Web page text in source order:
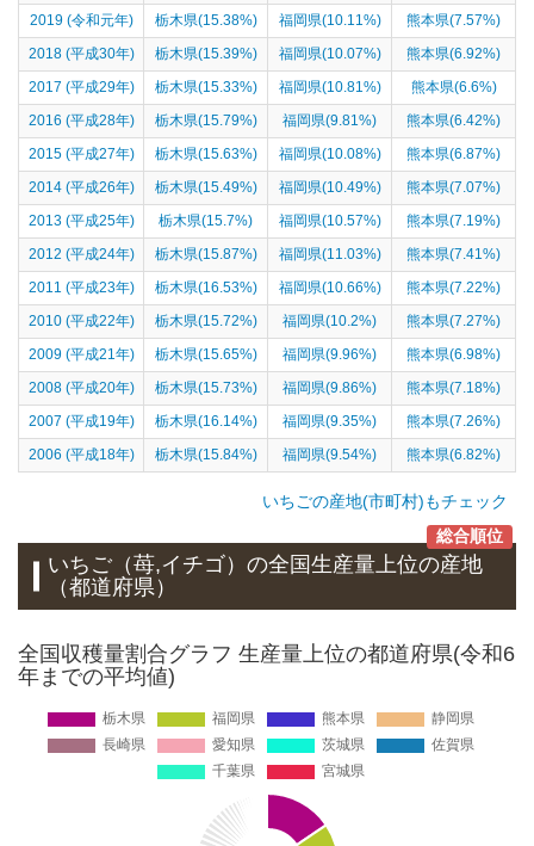
2019 (令和元年)
栃木県(15.38%) 福岡県(10.11%)
熊本県(7.57%)
2018 (平成30年)
栃木県(15.39%) 福岡県(10.07%)
熊本県(6.92%)
2017 (平成29年)
栃木県(15.33%) 福岡県(10.81%)
熊本県(6.6%)
2016 (平成28年)
栃木県(15.79%) 福岡県(9.81%)
熊本県(6.42%)
2015 (平成27年)
栃木県(15.63%) 福岡県(10.08%)
熊本県(6.87%)
2014 (平成26年)
栃木県(15.49%) 福岡県(10.49%)
熊本県(7.07%)
2013 (平成25年)
栃木県(15.7%) 福岡県(10.57%)
熊本県(7.19%)
2012 (平成24年)
栃木県(15.87%) 福岡県(11.03%)
熊本県(7.41%)
2011 (平成23年)
栃木県(16.53%) 福岡県(10.66%)
熊本県(7.22%)
2010 (平成22年)
栃木県(15.72%) 福岡県(10.2%)
熊本県(7.27%)
2009 (平成21年)
栃木県(15.65%) 福岡県(9.96%)
熊本県(6.98%)
2008 (平成20年)
栃木県(15.73%) 福岡県(9.86%)
熊本県(7.18%)
2007 (平成19年)
栃木県(16.14%) 福岡県(9.35%)
熊本県(7.26%)
2006 (平成18年)
栃木県(15.84%) 福岡県(9.54%) 熊本県(6.82%)
いちごの産地(市町村)もチェック
総合順位
いちご（苺,イチゴ）の全国生産量上位の産地
（都道府県）
全国収穫量割合グラフ 生産量上位の都道府県(令和6
年までの平均値)